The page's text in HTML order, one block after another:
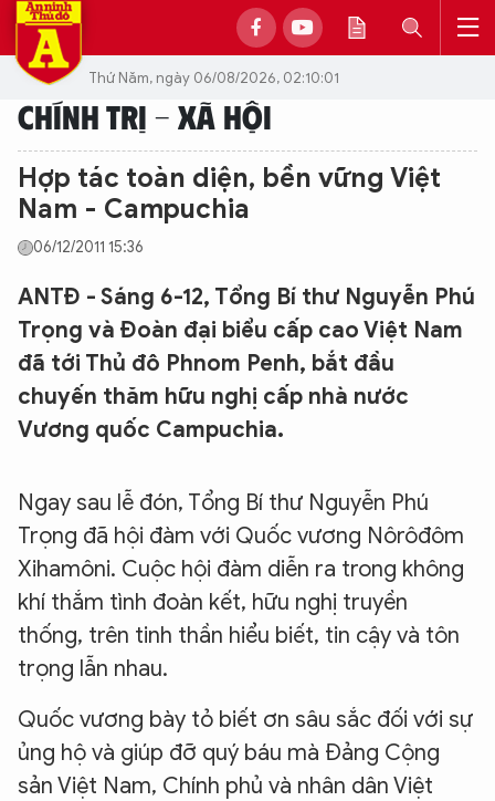
Thứ Năm, ngày 06/08/2026, 02:10:01
CHÍNH TRỊ - XÃ HỘI
Hợp tác toàn diện, bền vững Việt
Nam - Campuchia
06/12/2011 15:36
ANTĐ - Sáng 6-12, Tổng Bí thư Nguyễn Phú
Trọng và Đoàn đại biểu cấp cao Việt Nam
đã tới Thủ đô Phnom Penh, bắt đầu
chuyến thăm hữu nghị cấp nhà nước
Vương quốc Campuchia.
Ngay sau lễ đón, Tổng Bí thư Nguyễn Phú
Trọng đã hội đàm với Quốc vương Nôrôđôm
Xihamôni. Cuộc hội đàm diễn ra trong không
khí thắm tình đoàn kết, hữu nghị truyền
thống, trên tinh thần hiểu biết, tin cậy và tôn
trọng lẫn nhau.
Quốc vương bày tỏ biết ơn sâu sắc đối với sự
ủng hộ và giúp đỡ quý báu mà Đảng Cộng
sản Việt Nam, Chính phủ và nhân dân Việt